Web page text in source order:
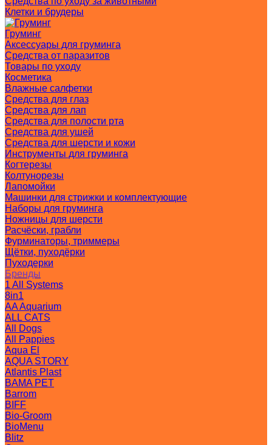
Клетки и брудеры
Груминг
Аксессуары для груминга
Средства от паразитов
Товары по уходу
Косметика
Влажные салфетки
Средства для глаз
Средства для лап
Средства для полости рта
Средства для ушей
Средства для шерсти и кожи
Инструменты для груминга
Когтерезы
Колтунорезы
Лапомойки
Машинки для стрижки и комплектующие
Наборы для груминга
Ножницы для шерсти
Расчёски, грабли
Фурминаторы, триммеры
Щётки, пуходёрки
Пуходерки
Бренды
1 All Systems
8in1
AA Aquarium
ALL CATS
All Dogs
All Pappies
Aqua El
AQUA STORY
Atlantis Plast
BAMA PET
Barrom
BIFF
Bio-Groom
BioMenu
Blitz